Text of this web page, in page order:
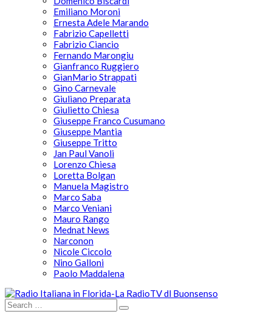
Emiliano Moroni
Ernesta Adele Marando
Fabrizio Capelletti
Fabrizio Ciancio
Fernando Marongiu
Gianfranco Ruggiero
GianMario Strappati
Gino Carnevale
Giuliano Preparata
Giulietto Chiesa
Giuseppe Franco Cusumano
Giuseppe Mantia
Giuseppe Tritto
Jan Paul Vanoli
Lorenzo Chiesa
Loretta Bolgan
Manuela Magistro
Marco Saba
Marco Veniani
Mauro Rango
Mednat News
Narconon
Nicole Ciccolo
Nino Galloni
Paolo Maddalena